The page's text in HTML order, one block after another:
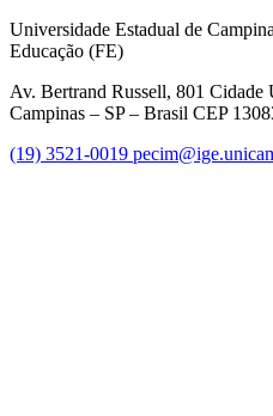
Universidade Estadual de
Educação (FE)
Av. Bertrand Russell, 801 Cidade
Campinas – SP – Brasil CEP
(19) 3521-0019